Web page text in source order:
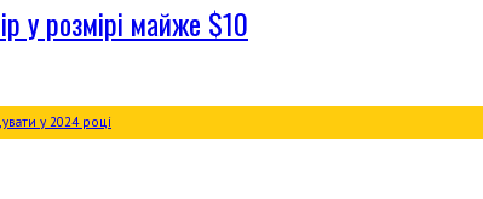
у розмірі майже $10